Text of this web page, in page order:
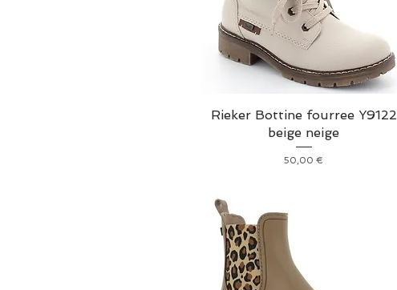
Rieker Bottine fourree Y9122
beige neige
Prix
50,00 €